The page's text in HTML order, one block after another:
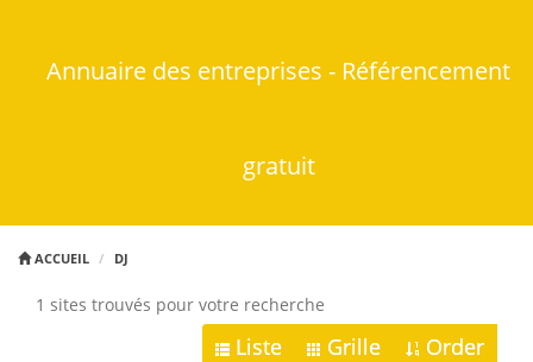
Annuaire des entreprises - Référencement
gratuit
ACCUEIL DJ
1 sites trouvés pour votre recherche
Liste Grille Order